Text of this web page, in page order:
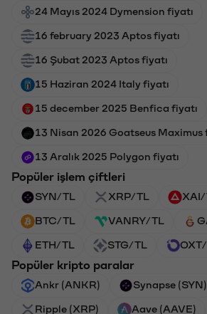
24 Mayıs 2024 Dymension fiyatı
16 february 2023 Aptos fiyatı
16 Şubat 2023 Aptos fiyatı
15 Haziran 2024 Italy fiyatı
15 december 2025 Benfica fiyatı
13 Nisan 2026 Goatseus Maximus
13 Aralık 2025 Polygon fiyatı
Popüler işlem çiftleri
SYN/TL XRP/TL XAI/
BTC/TL VANRY/TL
ETH/TL STG/TL OXT/
Popüler kripto paralar
Ankr (ANKR) Synapse (SYN)
Ripple (XRP) Aave (AAVE)